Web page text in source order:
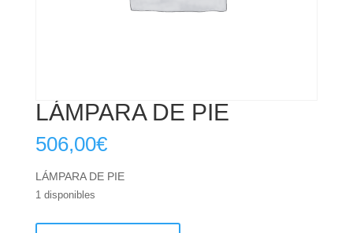
LÁMPARA DE PIE
506,00€
LÁMPARA DE PIE
1 disponibles